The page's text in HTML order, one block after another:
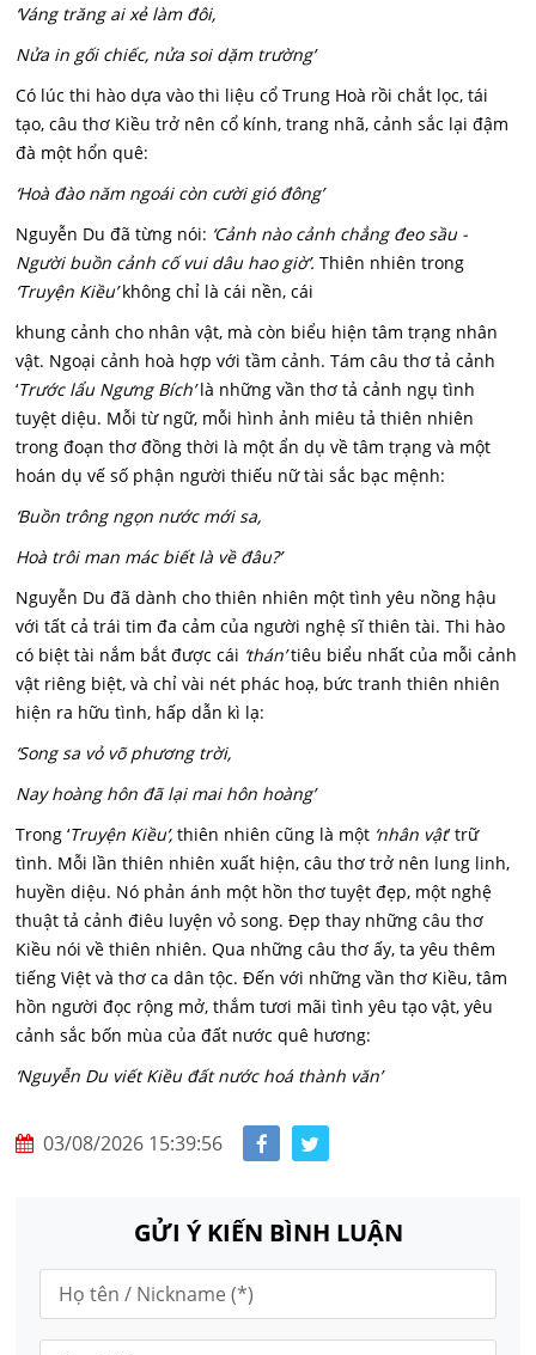
‘Váng trăng ai xẻ làm đôi,
Nửa in gối chiếc, nửa soi dặm trường’
Có lúc thi hào dựa vào thi liệu cổ Trung Hoà rồi chắt lọc, tái
tạo, câu thơ Kiều trở nên cổ kính, trang nhã, cảnh sắc lại đậm
đà một hổn quê:
‘Hoà đào năm ngoái còn cười gió đông’
Nguyễn Du đã từng nói: ‘Cảnh nào cảnh chẳng đeo sầu -
Người buồn cảnh cố vui dâu hao giờ’. Thiên nhiên trong
‘Truyện Kiều’không chỉ là cái nền, cái
khung cảnh cho nhân vật, mà còn biểu hiện tâm trạng nhân
vật. Ngoại cảnh hoà hợp với tầm cảnh. Tám câu thơ tả cảnh
‘Trước lẩu Ngưng Bích’là những vần thơ tả cảnh ngụ tình
tuyệt diệu. Mỗi từ ngữ, mỗi hình ảnh miêu tả thiên nhiên
trong đoạn thơ đồng thời là một ẩn dụ về tâm trạng và một
hoán dụ vế số phận người thiếu nữ tài sắc bạc mệnh:
‘Buồn trông ngọn nước mới sa,
Hoà trôi man mác biết là về đâu?’
Nguyễn Du đã dành cho thiên nhiên một tình yêu nồng hậu
với tất cả trái tim đa cảm của người nghệ sĩ thiên tài. Thi hào
có biệt tài nắm bắt được cái ‘thán’tiêu biểu nhất của mỗi cảnh
vật riêng biệt, và chỉ vài nét phác hoạ, bức tranh thiên nhiên
hiện ra hữu tình, hấp dẫn kì lạ:
‘Song sa vỏ võ phương trời,
Nay hoàng hôn đã lại mai hôn hoàng’
Trong ‘Truyện Kiều’, thiên nhiên cũng là một ‘nhân vật’ trữ
tình. Mỗi lần thiên nhiên xuất hiện, câu thơ trở nên lung linh,
huyền diệu. Nó phản ánh một hồn thơ tuyệt đẹp, một nghệ
thuật tả cảnh điêu luyện vỏ song. Đẹp thay những câu thơ
Kiều nói về thiên nhiên. Qua những câu thơ ấy, ta yêu thêm
tiếng Việt và thơ ca dân tộc. Đến với những vần thơ Kiều, tâm
hồn người đọc rộng mở, thắm tươi mãi tình yêu tạo vật, yêu
cảnh sắc bốn mùa của đất nước quê hương:
‘Nguyễn Du viết Kiều đất nước hoá thành văn’
03/08/2026 15:39:56
GỬI Ý KIẾN BÌNH LUẬN